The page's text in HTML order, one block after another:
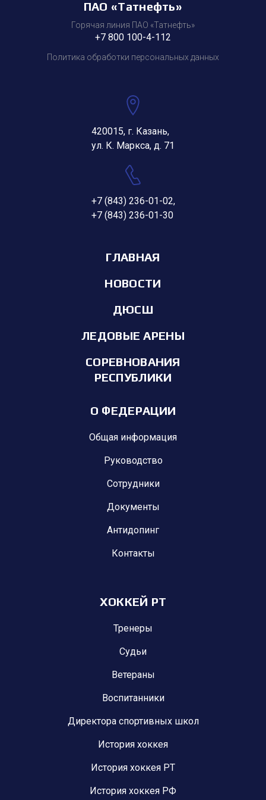
ПАО «Татнефть»
Горячая линия ПАО «Татнефть»
+7 800 100-4-112
Политика обработки персональных данных
420015, г. Казань,
ул. К. Маркса, д. 71
+7 (843) 236-01-02,
+7 (843) 236-01-30
ГЛАВНАЯ
НОВОСТИ
ДЮСШ
ЛЕДОВЫЕ АРЕНЫ
СОРЕВНОВАНИЯ
РЕСПУБЛИКИ
О ФЕДЕРАЦИИ
Общая информация
Руководство
Сотрудники
Документы
Антидопинг
Контакты
ХОККЕЙ РТ
Тренеры
Судьи
Ветераны
Воспитанники
Директора спортивных школ
История хоккея
История хоккея РТ
История хоккея РФ